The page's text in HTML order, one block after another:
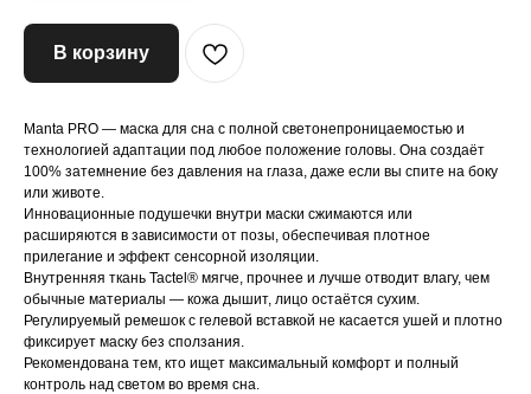
В корзину
Manta PRO — маска для сна с полной светонепроницаемостью и
технологией адаптации под любое положение головы. Она создаёт
100% затемнение без давления на глаза, даже если вы спите на боку
или животе.
Инновационные подушечки внутри маски сжимаются или
расширяются в зависимости от позы, обеспечивая плотное
прилегание и эффект сенсорной изоляции.
Внутренняя ткань Tactel® мягче, прочнее и лучше отводит влагу, чем
обычные материалы — кожа дышит, лицо остаётся сухим.
Регулируемый ремешок с гелевой вставкой не касается ушей и плотно
фиксирует маску без сползания.
Рекомендована тем, кто ищет максимальный комфорт и полный
контроль над светом во время сна.
ПОНРАВИТЬСЯ